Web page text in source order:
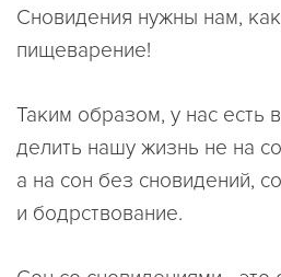
Сновидения нужны нам,
пищеварение!
Таким образом, у нас есть
делить нашу жизнь не на
а на сон без сновидений,
и бодрствование.